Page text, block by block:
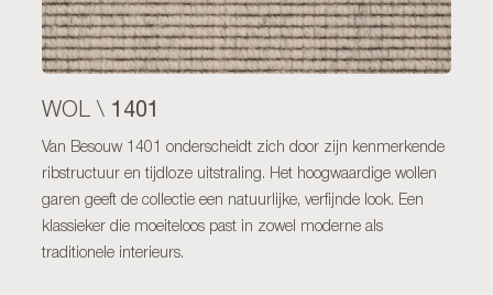
WOL \ 1401
Van Besouw 1401 onderscheidt zich door zijn kenmerkende
ribstructuur en tijdloze uitstraling. Het hoogwaardige wollen
garen geeft de collectie een natuurlijke, verfijnde look. Een
klassieker die moeiteloos past in zowel moderne als
traditionele interieurs.